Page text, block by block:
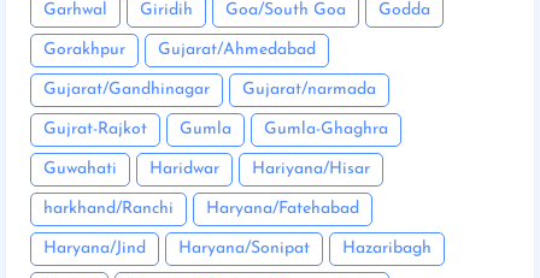
Garhwal Giridih Goa/South Goa Godda
Gorakhpur Gujarat/Ahmedabad
Gujarat/Gandhinagar Gujarat/narmada
Gujrat-Rajkot Gumla Gumla-Ghaghra
Guwahati Haridwar Hariyana/Hisar
harkhand/Ranchi Haryana/Fatehabad
Haryana/Jind Haryana/Sonipat Hazaribagh